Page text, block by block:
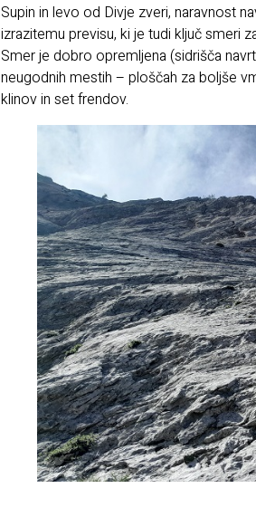
Supin in levo od Divje zveri, naravnost
izrazitemu previsu, ki je tudi ključ smeri
Smer je dobro opremljena (sidrišča
neugodnih mestih – ploščah za boljše
klinov in set frendov.